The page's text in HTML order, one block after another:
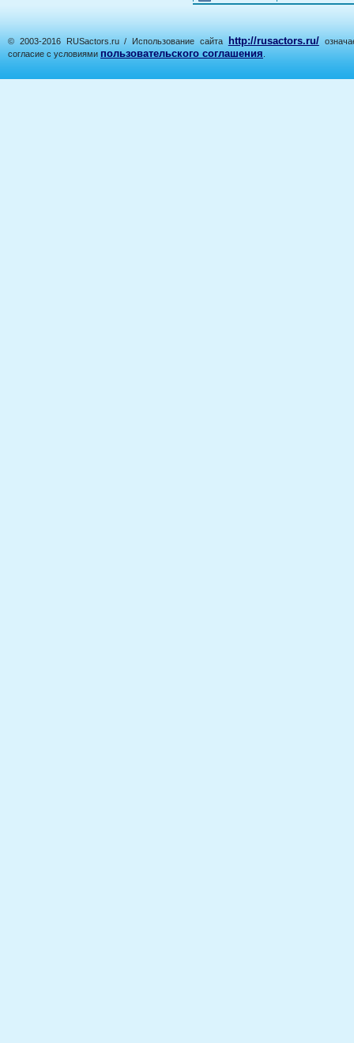
© 2003-2016 RUSactors.ru / Использование сайта http://rusactors.ru/
согласие с условиями пользовательского соглашения